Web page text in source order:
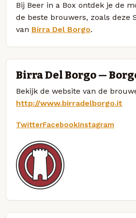
Bij Beer in a Box ontdek je de
de beste brouwers, zoals deze
van Birra Del Borgo.
Birra Del Borgo —
Bekijk de website van de
http://www.birradelborgo.it
TwitterFacebookInstagram